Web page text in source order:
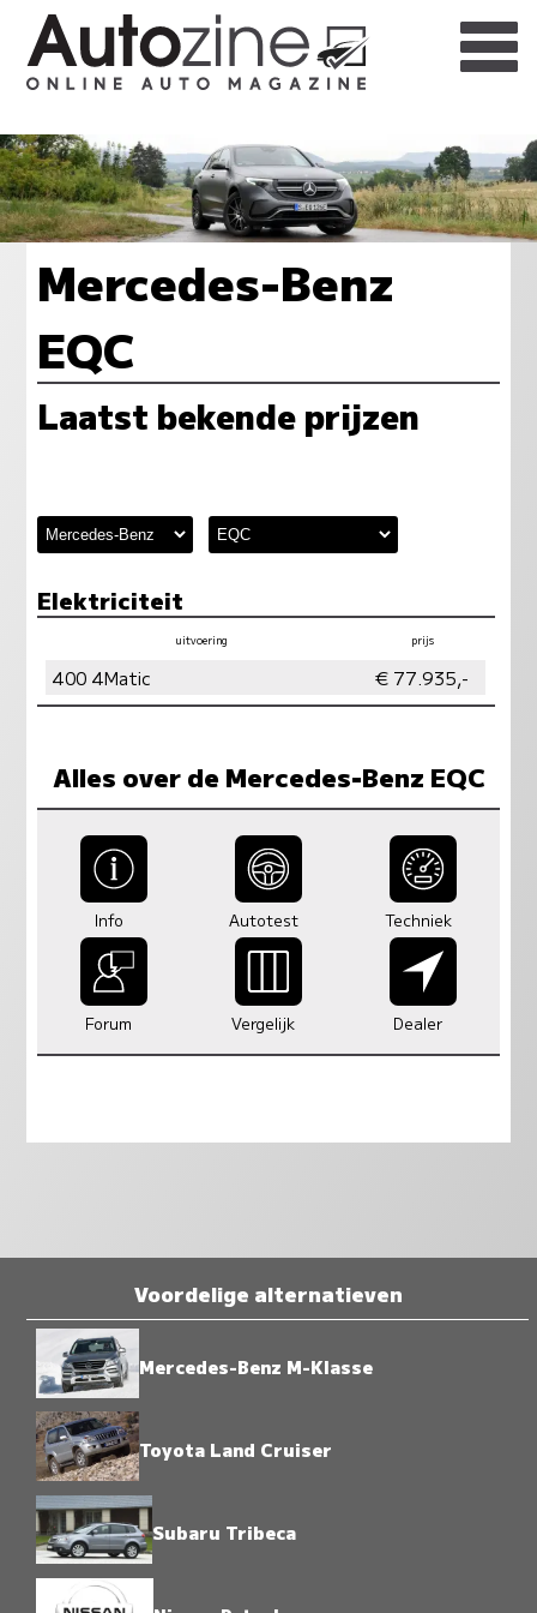
Mercedes-Benz
EQC
Laatst bekende prijzen
Elektriciteit
uitvoering prijs
400 4Matic € 77.935,-
Alles over de Mercedes-Benz EQC
Info Autotest Techniek
Forum Vergelijk Dealer
Voordelige alternatieven
Mercedes-Benz M-Klasse
Toyota Land Cruiser
Subaru Tribeca